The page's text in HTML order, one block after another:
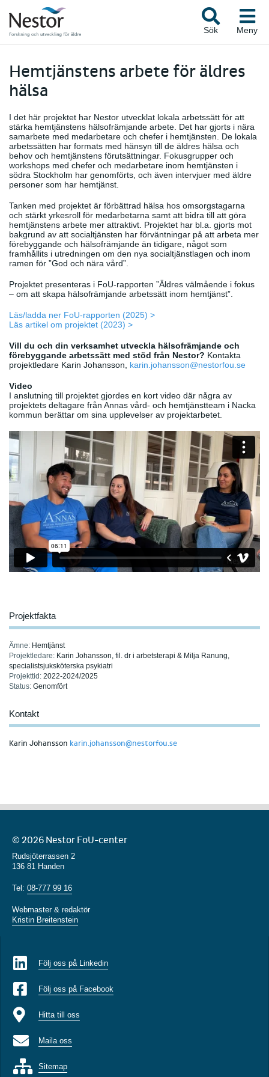
Sök Meny
Hemtjänstens arbete för äldres
hälsa
I det här projektet har Nestor utvecklat lokala arbetssätt för att
stärka hemtjänstens hälsofrämjande arbete. Det har gjorts i nära
samarbete med medarbetare och chefer i hemtjänsten. De lokala
arbetssätten har formats med hänsyn till de äldres hälsa och
behov och hemtjänstens förutsättningar. Fokusgrupper och
workshops med chefer och medarbetare inom hemtjänsten i
södra Stockholm har genomförts, och även intervjuer med äldre
personer som har hemtjänst.
Tanken med projektet är förbättrad hälsa hos omsorgstagarna
och stärkt yrkesroll för medarbetarna samt att bidra till att göra
hemtjänstens arbete mer attraktivt. Projektet har bl.a. gjorts mot
bakgrund av att socialtjänsten har förväntningar på att arbeta mer
förebyggande och hälsofrämjande än tidigare, något som
framhållits i utredningen om den nya socialtjänstlagen och inom
ramen för ”God och nära vård”.
Projektet presenteras i FoU-rapporten ”Äldres välmående i fokus
– om att skapa hälsofrämjande arbetssätt inom hemtjänst”.
Läs/ladda ner FoU-rapporten (2025) >
Läs artikel om projektet (2023) >
Vill du och din verksamhet utveckla hälsofrämjande och
förebyggande arbetssätt med stöd från Nestor? Kontakta
projektledare Karin Johansson, karin.johansson@nestorfou.se
Video
I anslutning till projektet gjordes en kort video där några av
projektets deltagare från Annas vård- och hemtjänstteam i Nacka
kommun berättar om sina upplevelser av projektarbetet.
Projektfakta
Ämne: Hemtjänst
Projektledare: Karin Johansson, fil. dr i arbetsterapi & Milja Ranung,
specialistsjuksköterska psykiatri
Projekttid: 2022-2024/2025
Status: Genomfört
Kontakt
Karin Johansson karin.johansson@nestorfou.se
© 2026 Nestor FoU-center
Rudsjöterrassen 2
136 81 Handen
Tel: 08-777 99 16
Webmaster & redaktör
Kristin Breitenstein
Följ oss på Linkedin
Följ oss på Facebook
Hitta till oss
Maila oss
Sitemap